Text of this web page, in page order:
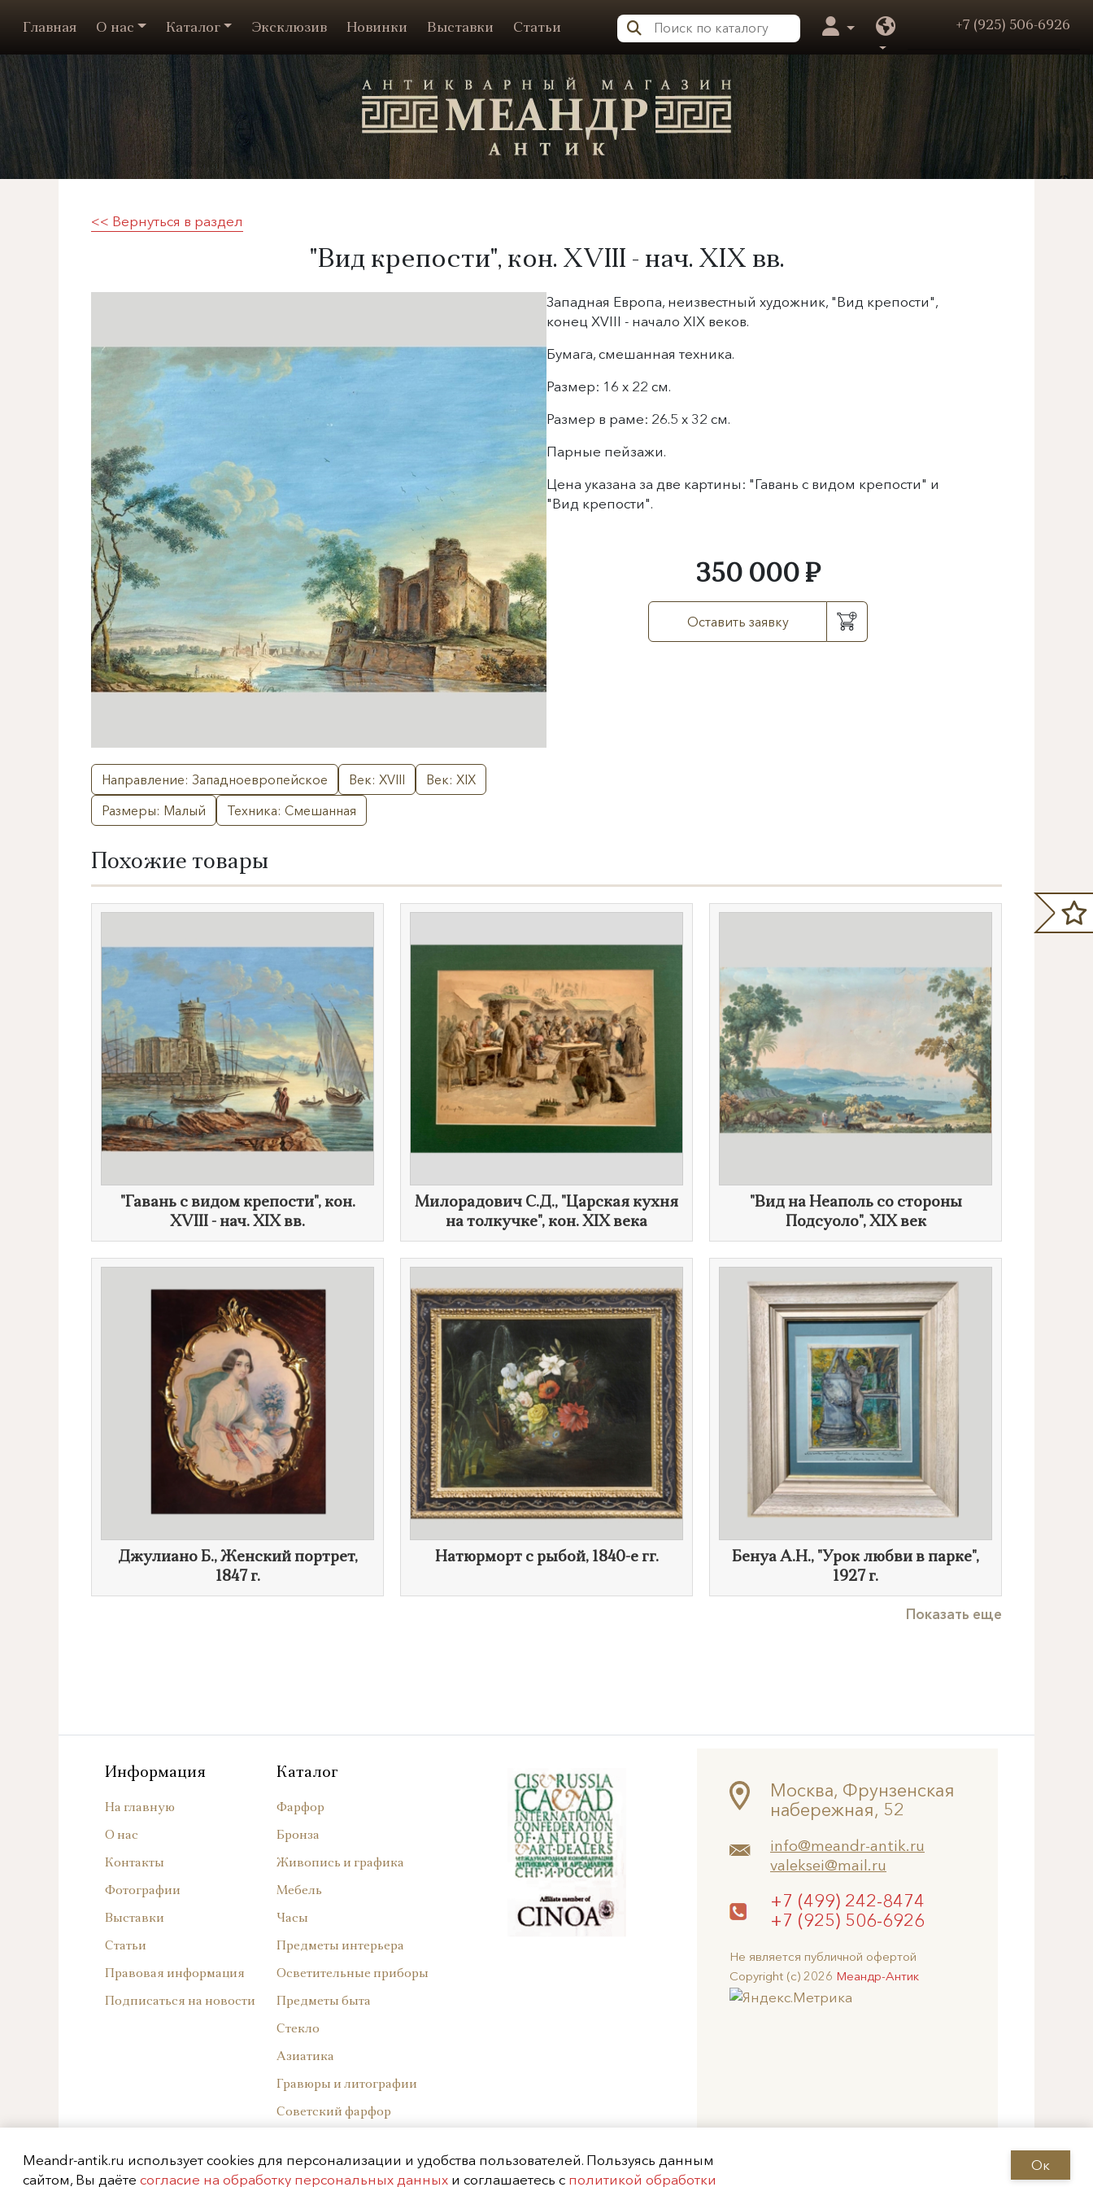
Главная О нас Каталог Эксклюзив Новинки Выставки Статьи +7 (925) 506-6926
Меандр-Антик
<< Вернуться в раздел
"Вид крепости", кон. XVIII - нач. XIX вв.
Направление: Западноевропейское Век: XVIII
Век: XIX
Размеры: Малый
Техника: Смешанная
Западная Европа, неизвестный художник, "Вид крепости",
конец XVIII - начало XIX веков.
Бумага, смешанная техника.
Размер: 16 х 22 см.
Размер в раме: 26.5 х 32 см.
Парные пейзажи.
Цена указана за две картины: "Гавань с видом крепости" и
"Вид крепости".
350 000 ₽
Оставить заявку
Похожие товары
"Гавань с видом крепости", кон.
XVIII - нач. XIX вв.
Милорадович С.Д., "Царская кухня
на толкучке", кон. XIX века
"Вид на Неаполь со стороны
Подсуоло", XIX век
Джулиано Б., Женский портрет,
1847 г.
Натюрморт с рыбой, 1840-е гг.
Бенуа А.Н., "Урок любви в парке",
1927 г.
Показать еще
Информация
На главную
О нас
Контакты
Фотографии
Выставки
Статьи
Правовая информация
Подписаться на новости
Каталог
Фарфор
Бронза
Живопись и графика
Мебель
Часы
Предметы интерьера
Осветительные приборы
Предметы быта
Стекло
Азиатика
Гравюры и литографии
Советский фарфор
Русский фарфор
Москва, Фрунзенская
набережная, 52
info@meandr-antik.ru
valeksei@mail.ru
+7 (499) 242-8474
+7 (925) 506-6926
Не является публичной офертой
Copyright (c) 2026 Меандр-Антик
Meandr-antik.ru использует cookies для персонализации и удобства пользователей. Пользуясь данным
сайтом, Вы даёте согласие на обработку персональных данных и соглашаетесь с политикой обработки
Ок